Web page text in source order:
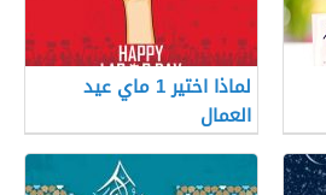
لماذا اختير 1 ماي عيد
العمال